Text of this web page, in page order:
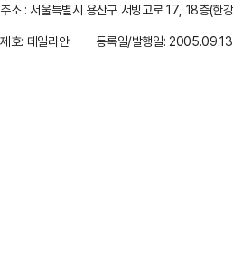
주소 : 서울특별시 용산구 서빙고로 17, 18층(한
제호: 데일리안
등록일/발행일: 2005.09.13